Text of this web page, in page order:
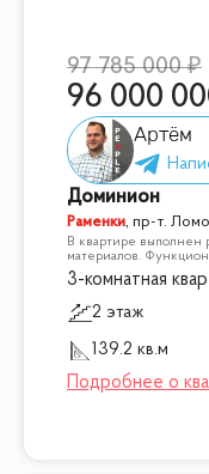
97 785 000
96 000
Артём
Доминион
Раменки,пр-т.
В квартире выполнен
материалов.
3-комнатная
2 этаж
139.2 кв.м